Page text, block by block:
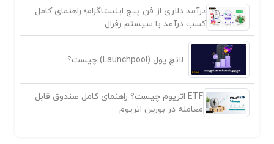
درآمد دلاری از فن پیج اینستاگرام؛ راهنمای کامل
کسب درآمد با سیستم رفرال
لانچ پول (Launchpool) چیست؟
ETF اتریوم چیست؟ راهنمای کامل صندوق قابل
معامله در بورس اتریوم